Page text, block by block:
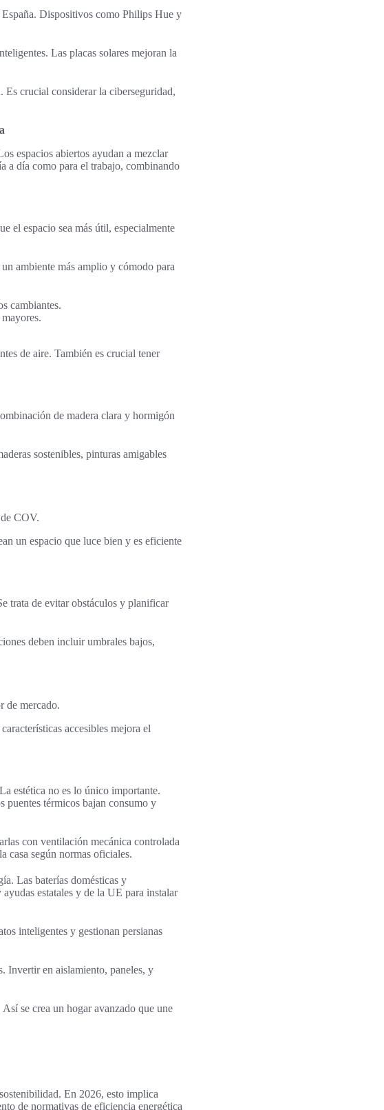
Dispositivos como Philips Hue y
Las placas solares mejoran la
Es crucial considerar la ciberseguridad,
espacios abiertos ayudan a mezclar
a día como para el trabajo, combinando
el espacio sea más útil, especialmente
ambiente más amplio y cómodo para
cambiantes.
de aire. También es crucial tener
de madera clara y hormigón
sostenibles, pinturas amigables
COV.
un espacio que luce bien y es eficiente
trata de evitar obstáculos y planificar
deben incluir umbrales bajos,
de mercado.
accesibles mejora el
estética no es lo único importante.
puentes térmicos bajan consumo y
con ventilación mecánica controlada
casa según normas oficiales.
Las baterías domésticas y
estatales y de la UE para instalar
inteligentes y gestionan persianas
Invertir en aislamiento, paneles, y
se crea un hogar avanzado que une
En 2026, esto implica
de normativas de eficiencia energética